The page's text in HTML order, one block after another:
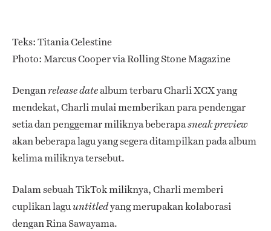
Teks: Titania Celestine
Photo: Marcus Cooper via Rolling Stone Magazine
Denganrelease datealbum terbaru Charli XCX yang
mendekat, Charli mulai memberikan para pendengar
setia dan penggemar miliknya beberapasneak preview
akan beberapa lagu yang segera ditampilkan pada album
kelima miliknya tersebut.
Dalam sebuah TikTok miliknya, Charli memberi
cuplikan laguuntitledyang merupakan kolaborasi
dengan Rina Sawayama.